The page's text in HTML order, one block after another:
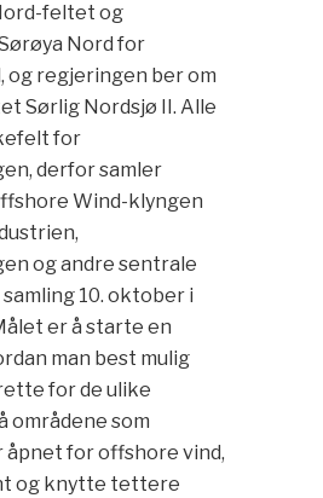
feltet og
Nord for
og regjeringen ber om
Sørlig Nordsjø II. Alle
for
derfor samler
Wind-klyngen
og andre sentrale
10. oktober i
er å starte en
man best mulig
for de ulike
områdene som
for offshore vind,
og knytte tettere